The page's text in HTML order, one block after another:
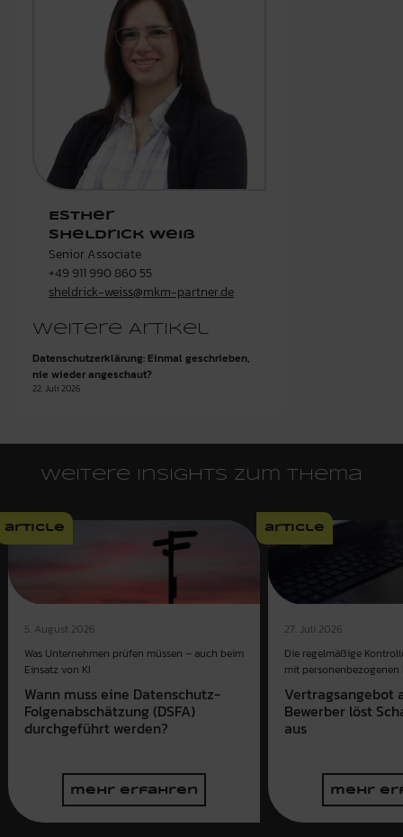
Esther
Sheldrick Weiß
Senior Associate
+49 911 990 860 55
sheldrick-weiss@mkm-partner.de
Weitere Artikel
Datenschutzerklärung: Einmal geschrieben,
nie wieder angeschaut?
22. Juli 2026
Weitere Insights zum Thema
article
5. August 2026
Was Unternehmen prüfen müssen – auch beim
Einsatz von KI
Wann muss eine Datenschutz-
Folgenabschätzung (DSFA)
durchgeführt werden?
mehr erfahren
article
27. Juli 2026
Die regelmäßige
mit
Vertragsangebot
Bewerber löst
aus
mehr